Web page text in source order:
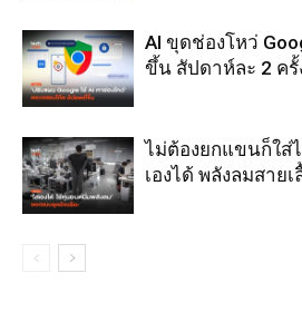
AI ขุดช่องโหว่
ขึ้น สัปดาห์ละ 2 ครั้
ไม่ต้องยกแขนก็ใส่
เองได้ พลังลมสายเ